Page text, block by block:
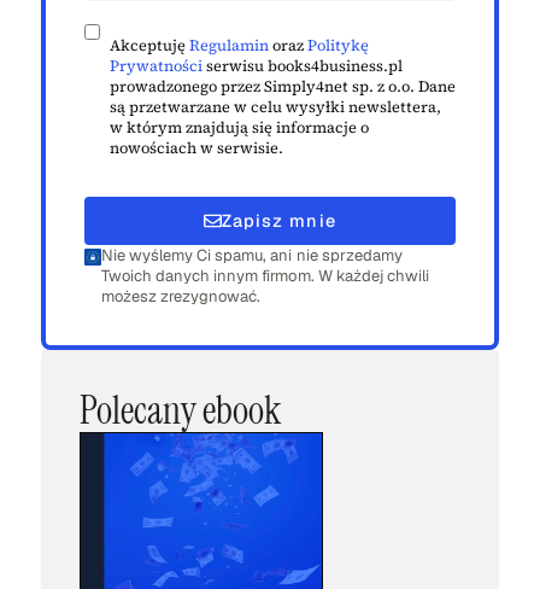
AkceptujęRegulaminorazPolitykę
Prywatnościserwisu books4business.pl
prowadzonego przez Simply4net sp. z o.o. Dane
są przetwarzane w celu wysyłki newslettera,
w którym znajdują się informacje o
nowościach w serwisie.
Zapisz mnie
Nie wyślemy Ci spamu, ani nie sprzedamy
Twoich danych innym firmom. W każdej chwili
możesz zrezygnować.
Polecany ebook